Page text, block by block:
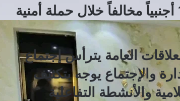
العامة يترأس إجتماع
والإجتماع يوجه بتكثيف
والأنشطة التفاعلية